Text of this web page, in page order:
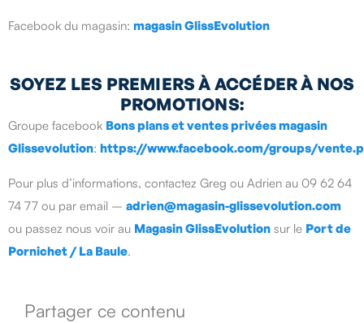
Facebook du magasin: magasin GlissEvolution
SOYEZ LES PREMIERS À ACCÉDER À NOS
PROMOTIONS:
Groupe facebook Bons plans et ventes privées magasin
Glissevolution: https://www.facebook.com/groups/
Pour plus d’informations, contactez Greg ou Adrien au 09 62 64
74 77 ou par email – adrien@magasin-glissevolution.com
ou passez nous voir au Magasin GlissEvolution sur le Port de
Pornichet / La Baule.
Partager ce contenu